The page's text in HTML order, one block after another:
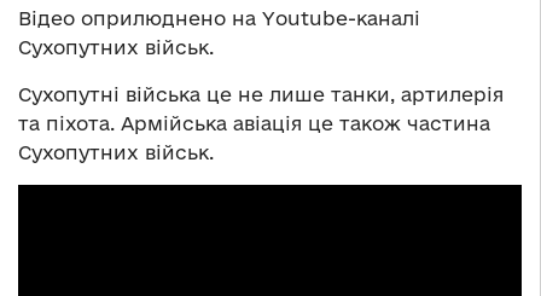
Відео оприлюднено на Youtube-каналі
Сухопутних військ.
Сухопутні війська це не лише танки, артилерія
та піхота. Армійська авіація це також частина
Сухопутних військ.